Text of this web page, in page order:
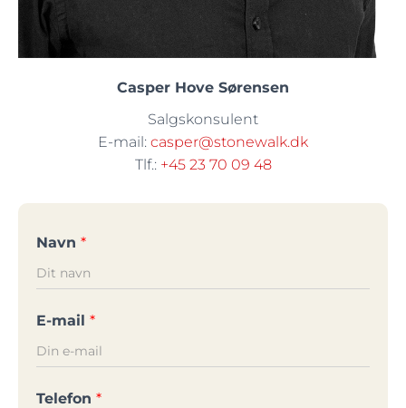
Casper Hove Sørensen
Salgskonsulent
E-mail: casper@stonewalk.dk
Tlf.: +45 23 70 09 48
Navn *
E-mail *
Telefon *